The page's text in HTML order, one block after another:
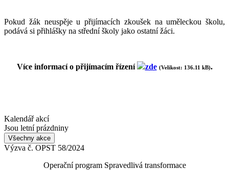
Pokud žák neuspěje u přijímacích zkoušek na uměleckou školu,
podává si přihlášky na střední školy jako ostatní žáci.
Více informací o přijímacím řízení zde (Velikost: 136.11 kB).
Kalendář akcí
Jsou letní prázdniny
Všechny akce
Výzva č. OPST 58/2024
Operační program Spravedlivá transformace